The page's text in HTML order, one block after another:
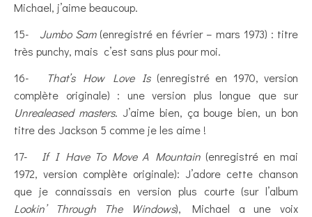
Michael, j’aime beaucoup.
15- Jumbo Sam(enregistré en février – mars 1973) : titre
très punchy, mais c’est sans plus pour moi.
16-
That’s How Love Is(enregistré en 1970, version
complète originale) : une version plus longue que sur
Unrealeased masters. J’aime bien, ça bouge bien, un bon
titre des Jackson 5 comme je les aime !
17-
If I Have To Move A Mountain (enregistré en mai
1972, version complète originale): J’adore cette chanson
que je connaissais en version plus courte (sur l’album
Lookin’ Through The Windows), Michael a une voix